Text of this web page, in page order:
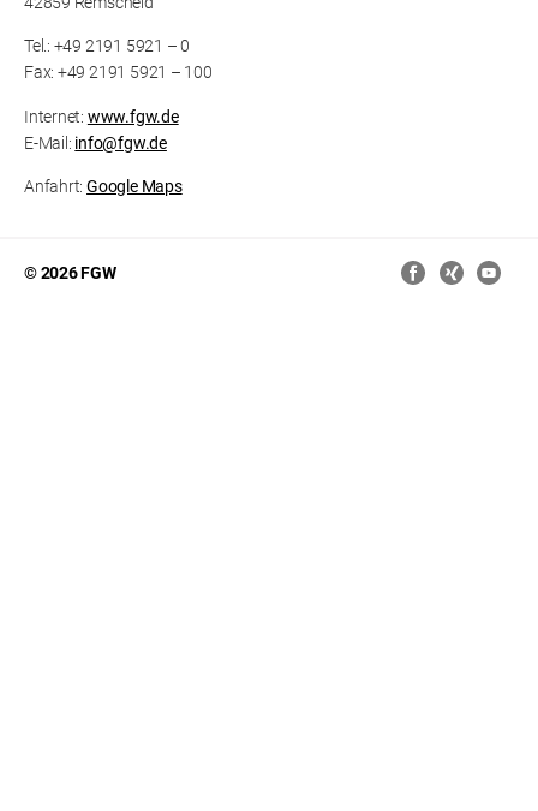
Tel.: +49 2191 5921 – 0
Fax: +49 2191 5921 – 100
Internet: www.fgw.de
E-Mail: info@fgw.de
Anfahrt:Google Maps
© 2026 FGW